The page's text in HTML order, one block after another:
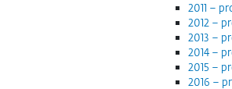
2011 –
2012 –
2013 –
2014 –
2015 –
2016 –